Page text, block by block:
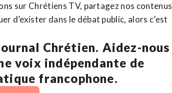
sur Chrétiens TV, partagez nos contenus
d’exister dans le débat public, alors c’est
Chrétien. Aidez-nous
voix indépendante de
francophone.